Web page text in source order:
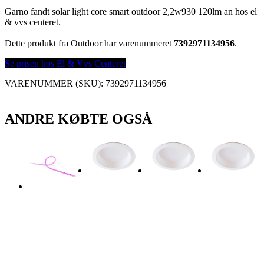
Garno fandt solar light core smart outdoor 2,2w930 120lm an hos el
& vvs centeret.
Dette produkt fra Outdoor har varenummeret 7392971134956.
Se prisen hos El & Vvs Centeret
VARENUMMER (SKU): 7392971134956
ANDRE KØBTE OGSÅ